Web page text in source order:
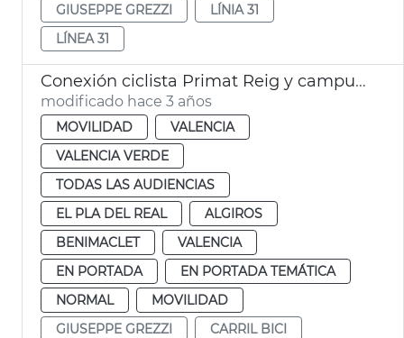
GIUSEPPE GREZZI
LÍNIA 31
LÍNEA 31
Conexión ciclista Primat Reig y campus Tarongers y Blasco Ibáñez
modificado hace 3 años
MOVILIDAD
VALENCIA
VALENCIA VERDE
TODAS LAS AUDIENCIAS
EL PLA DEL REAL
ALGIROS
BENIMACLET
VALENCIA
EN PORTADA
EN PORTADA TEMÁTICA
NORMAL
MOVILIDAD
GIUSEPPE GREZZI
CARRIL BICI